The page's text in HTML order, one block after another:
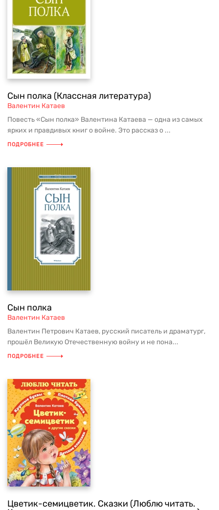
Сын полка (Классная литература)
Валентин Катаев
Повесть «Сын полка» Валентина Катаева — одна из самых
ярких и правдивых книг о войне. Это рассказ о ...
ПОДРОБНЕЕ
Сын полка
Валентин Катаев
Валентин Петрович Катаев, русский писатель и драматург,
прошёл Великую Отечественную войну и не пона...
ПОДРОБНЕЕ
Цветик-семицветик. Сказки (Люблю читать.